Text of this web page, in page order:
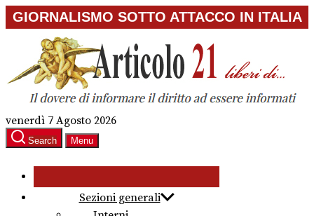
Skip
to
content
GIORNALISMO SOTTO ATTACCO IN ITALIA
venerdì 7 Agosto 2026
Search Menu
Sezioni generali